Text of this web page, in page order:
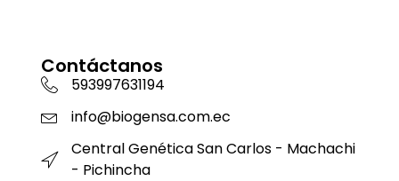
Contáctanos
593997631194
info@biogensa.com.ec
Central Genética San Carlos - Machachi
- Pichincha